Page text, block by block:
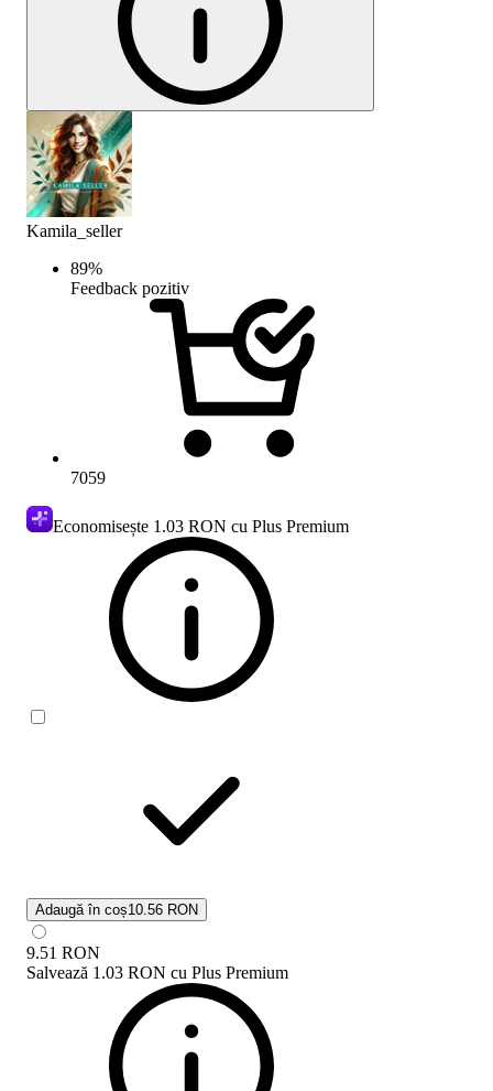
Kamila_seller
89%
Feedback pozitiv
7059
Economisește 1.03 RON cu Plus Premium
Adaugă în coș10.56 RON
9.51 RON
Salvează 1.03 RON cu Plus Premium